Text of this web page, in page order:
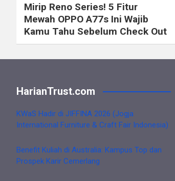
Mirip Reno Series! 5 Fitur
Mewah OPPO A77s Ini Wajib
Kamu Tahu Sebelum Check Out
HarianTrust.com
KWaS Hadir di JIFFINA 2026 (Jogja
International Furniture & Craft Fair Indonesia)
Benefit Kuliah di Australia: Kampus Top dan
Prospek Karir Cemerlang